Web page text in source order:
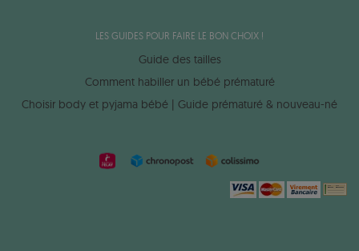
LES GUIDES POUR FAIRE LE BON CHOIX !
Guide des tailles
Comment habiller un bébé prématuré
Choisir body et pyjama bébé | Guide prématuré & nouveau-né